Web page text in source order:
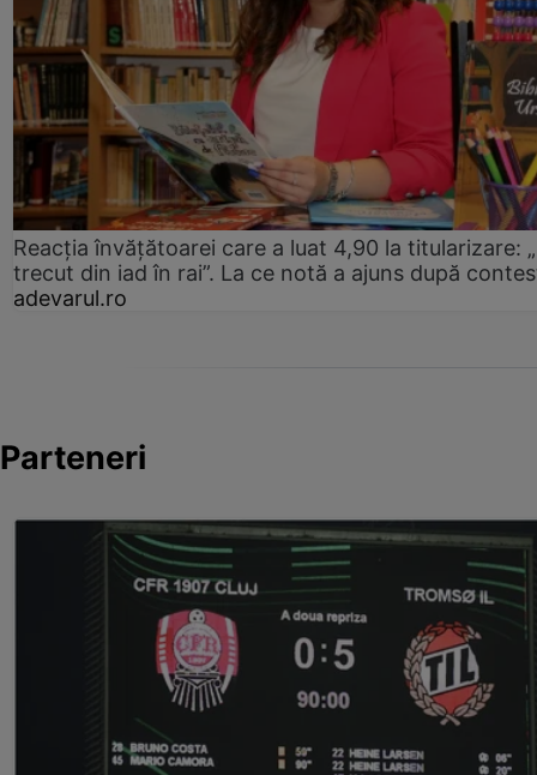
Reacția învățătoarei care a luat 4,90 la titularizare:
trecut din iad în rai”. La ce notă a ajuns după
adevarul.ro
Parteneri